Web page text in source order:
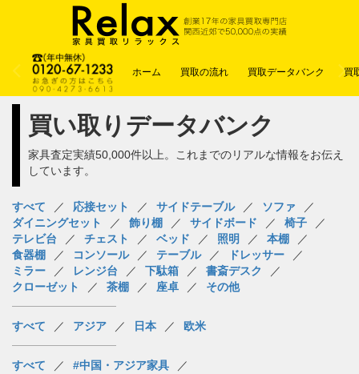
ホーム 買取の流れ 買取データバンク 買
買い取りデータバンク
家具査定実績50,000件以上。これまでのリアルな情報をお伝え
しています。
すべて 応接セット サイドテーブル
ソファ
ダイニングセット
飾り棚 サイドボード
椅子
テレビ台
チェスト ベッド 照明
本棚
食器棚
コンソール テーブル
ドレッサー
ミラー
レンジ台 下駄箱
書斎デスク
クローゼット
茶棚 座卓 その他
すべて アジア 日本 欧米
すべて
#中国・アジア家具